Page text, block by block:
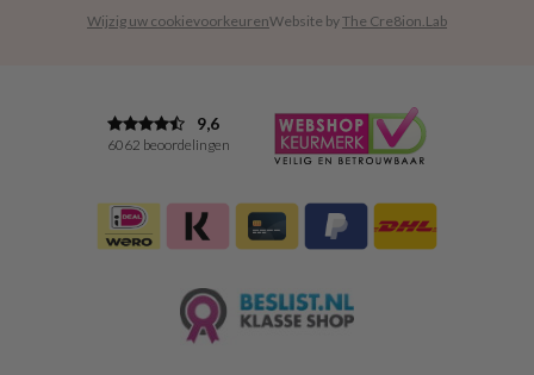
Wijzig uw cookievoorkeurenWebsite byThe Cre8ion.Lab
9,6
6062 beoordelingen